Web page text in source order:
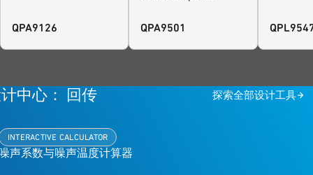
支持，请联系 tool-
QPA9126 QPA9501
中心： 回传 探索全部设计工具
INTERACTIVE CALCULATOR
声系数与噪声温度计算器